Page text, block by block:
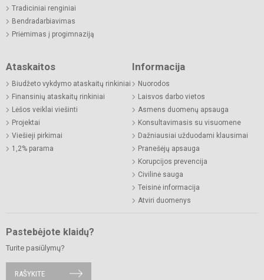
Tradiciniai renginiai
Bendradarbiavimas
Priėmimas į progimnaziją
Ataskaitos
Biudžeto vykdymo ataskaitų rinkiniai
Finansinių ataskaitų rinkiniai
Lėšos veiklai viešinti
Projektai
Viešieji pirkimai
1,2% parama
Informacija
Nuorodos
Laisvos darbo vietos
Asmens duomenų apsauga
Konsultavimasis su visuomene
Dažniausiai užduodami klausimai
Pranešėjų apsauga
Korupcijos prevencija
Civilinė sauga
Teisinė informacija
Atviri duomenys
Pastebėjote klaidų?
Turite pasiūlymų?
RAŠYKITE